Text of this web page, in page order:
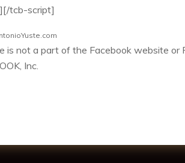
tcb-script]
is not a part of the Facebook website or
Inc.